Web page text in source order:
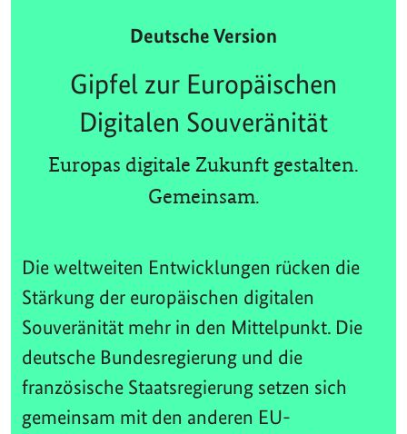
Deutsche Version
Gipfel zur Europäischen
Digitalen Souveränität
Europas digitale Zukunft gestalten.
Gemeinsam.
Die weltweiten Entwicklungen rücken die
Stärkung der europäischen digitalen
Souveränität mehr in den Mittelpunkt. Die
deutsche Bundesregierung und die
französische Staatsregierung setzen sich
gemeinsam mit den anderen EU-